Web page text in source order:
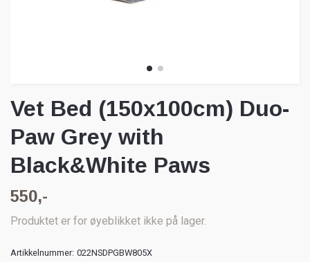
Vet Bed (150x100cm) Duo-
Paw Grey with
Black&White Paws
550,-
Produktet er for øyeblikket ikke på lager.
Artikkelnummer: 022NSDPGBW805X